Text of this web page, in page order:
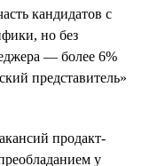
кандидатов с
но без
— более 6%
представитель»
продакт-
у